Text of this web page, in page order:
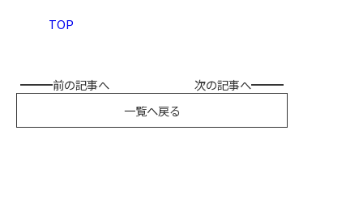
TOP
前の記事へ
一覧へ戻る
次の記事へ